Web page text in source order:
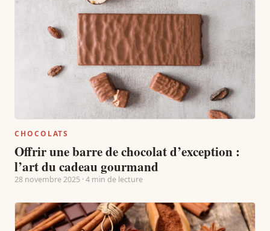
CHOCOLATS
Offrir une barre de chocolat d’exception :
l’art du cadeau gourmand
28 novembre 2025 · 4 min de lecture